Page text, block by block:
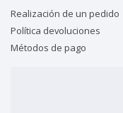
Realización de un pedido
Política devoluciones
Métodos de pago